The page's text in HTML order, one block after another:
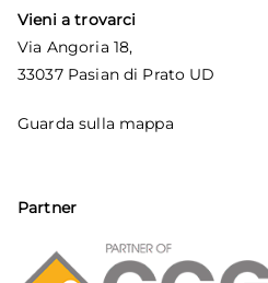
Vieni a trovarci
Via Angoria 18,
33037 Pasian di Prato UD
Guarda sulla mappa
Partner